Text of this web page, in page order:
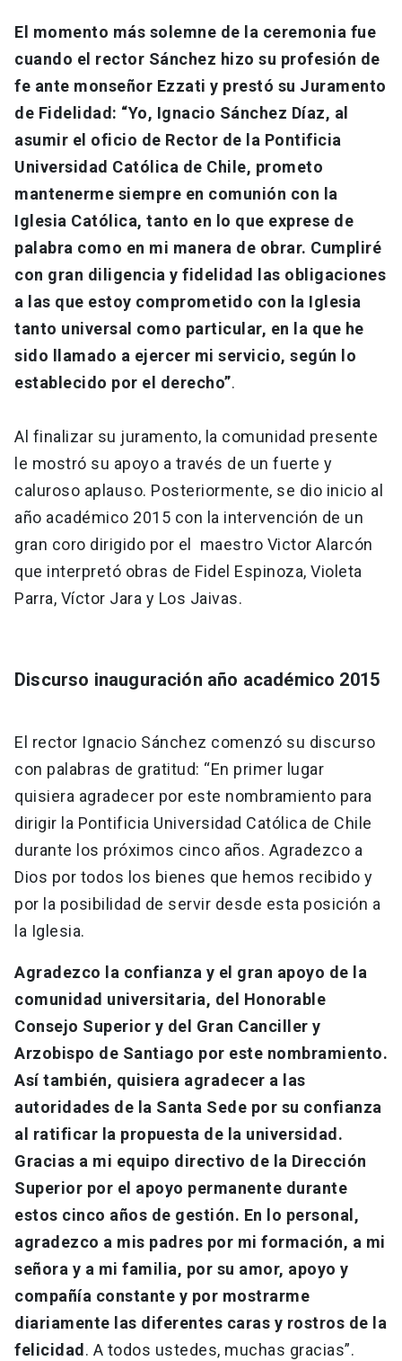
El momento más solemne de la ceremonia fue
cuando el rector Sánchez hizo su profesión de
fe ante monseñor Ezzati y prestó su Juramento
de Fidelidad: “Yo, Ignacio Sánchez Díaz, al
asumir el oficio de Rector de la Pontificia
Universidad Católica de Chile, prometo
mantenerme siempre en comunión con la
Iglesia Católica, tanto en lo que exprese de
palabra como en mi manera de obrar. Cumpliré
con gran diligencia y fidelidad las obligaciones
a las que estoy comprometido con la Iglesia
tanto universal como particular, en la que he
sido llamado a ejercer mi servicio, según lo
establecido por el derecho”.
Al finalizar su juramento, la comunidad presente
le mostró su apoyo a través de un fuerte y
caluroso aplauso. Posteriormente, se dio inicio al
año académico 2015 con la intervención de un
gran coro dirigido por el maestro Victor Alarcón
que interpretó obras de Fidel Espinoza, Violeta
Parra, Víctor Jara y Los Jaivas.
Discurso inauguración año académico 2015
El rector Ignacio Sánchez comenzó su discurso
con palabras de gratitud: “En primer lugar
quisiera agradecer por este nombramiento para
dirigir la Pontificia Universidad Católica de Chile
durante los próximos cinco años. Agradezco a
Dios por todos los bienes que hemos recibido y
por la posibilidad de servir desde esta posición a
la Iglesia.
Agradezco la confianza y el gran apoyo de la
comunidad universitaria, del Honorable
Consejo Superior y del Gran Canciller y
Arzobispo de Santiago por este nombramiento.
Así también, quisiera agradecer a las
autoridades de la Santa Sede por su confianza
al ratificar la propuesta de la universidad.
Gracias a mi equipo directivo de la Dirección
Superior por el apoyo permanente durante
estos cinco años de gestión. En lo personal,
agradezco a mis padres por mi formación, a mi
señora y a mi familia, por su amor, apoyo y
compañía constante y por mostrarme
diariamente las diferentes caras y rostros de la
felicidad . A todos ustedes, muchas gracias”.